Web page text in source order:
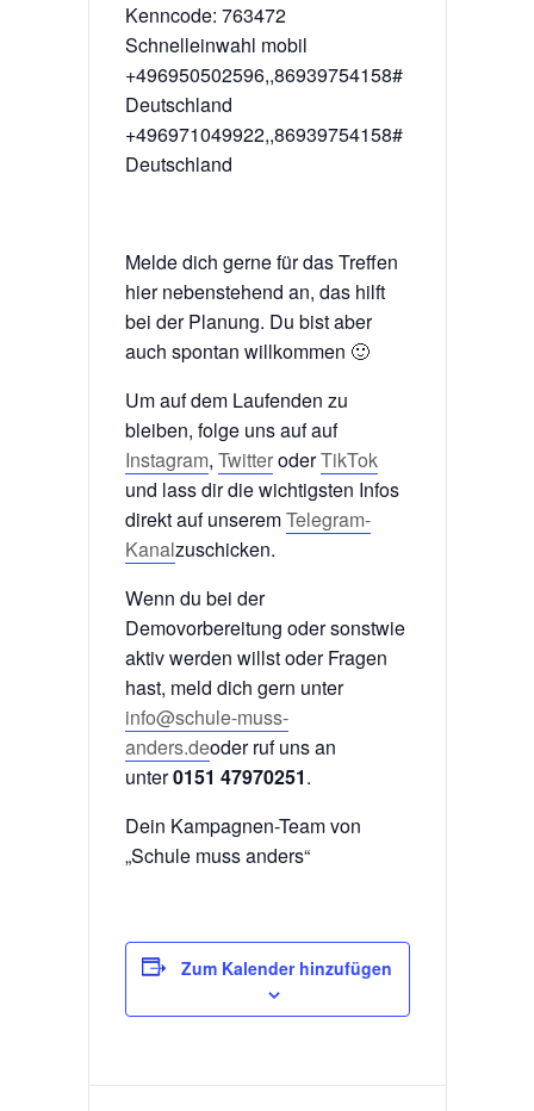
Kenncode: 763472
Schnelleinwahl mobil
+496950502596,,86939754158#
Deutschland
+496971049922,,86939754158#
Deutschland
Melde dich gerne für das Treffen
hier nebenstehend an, das hilft
bei der Planung. Du bist aber
auch spontan willkommen 🙂
Um auf dem Laufenden zu
bleiben, folge uns auf auf
Instagram, TwitteroderTikTok
und lass dir die wichtigsten Infos
direkt auf unseremTelegram-
Kanalzuschicken.
Wenn du bei der
Demovorbereitung oder sonstwie
aktiv werden willst oder Fragen
hast, meld dich gern unter
info@schule-muss-
anders.deoder ruf uns an
unter0151 47970251.
Dein Kampagnen-Team von
„Schule muss anders“
Zum Kalender hinzufügen